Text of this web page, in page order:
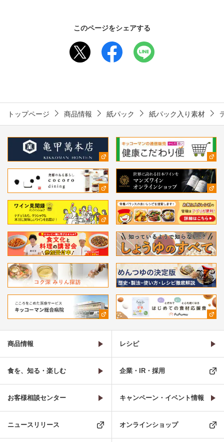
このページをシェアする
トップページ 商品情報 紙パック 紙パック入り素材
商品情報 レシピ
食を、知る・楽しむ 企業・IR・採用
お客様相談センター キャンペーン・イベント情報
ニュースリリース オンラインショップ